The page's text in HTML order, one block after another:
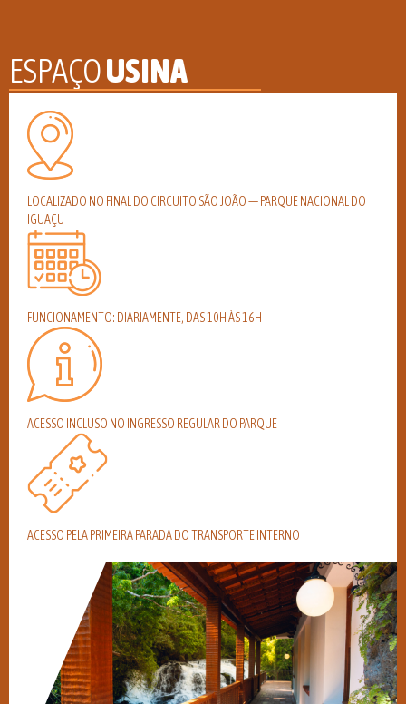
ESPAÇOUSINA
LOCALIZADO NO FINAL DO CIRCUITO SÃO JOÃO — PARQUE NACIONAL DO
IGUAÇU
FUNCIONAMENTO: DIARIAMENTE, DAS 10H ÀS 16H
ACESSO INCLUSO NO INGRESSO REGULAR DO PARQUE
ACESSO PELA PRIMEIRA PARADA DO TRANSPORTE INTERNO